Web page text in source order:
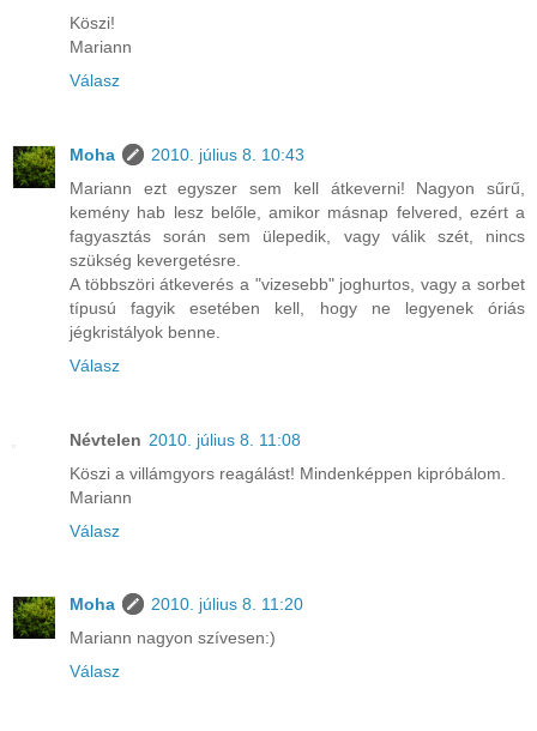
Köszi!
Mariann
Válasz
Moha
2010. július 8. 10:43
Mariann ezt egyszer sem kell átkeverni! Nagyon sűrű,
kemény hab lesz belőle, amikor másnap felvered, ezért a
fagyasztás során sem ülepedik, vagy válik szét, nincs
szükség kevergetésre.
A többszöri átkeverés a "vizesebb" joghurtos, vagy a sorbet
típusú fagyik esetében kell, hogy ne legyenek óriás
jégkristályok benne.
Válasz
Névtelen 2010. július 8. 11:08
Köszi a villámgyors reagálást! Mindenképpen kipróbálom.
Mariann
Válasz
Moha
2010. július 8. 11:20
Mariann nagyon szívesen:)
Válasz